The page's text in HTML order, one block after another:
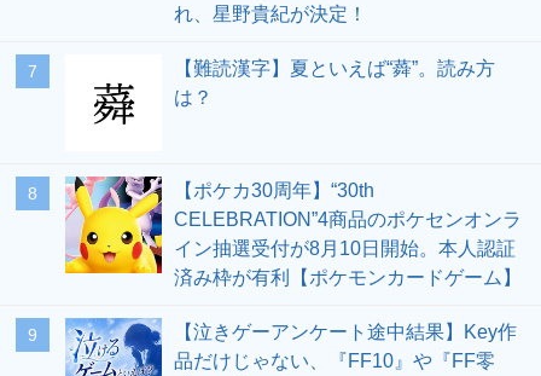
れ、星野貴紀が決定！
7
【難読漢字】夏といえば“蕣”。読み方
は？
8
【ポケカ30周年】“30th
CELEBRATION”4商品のポケセンオンラ
イン抽選受付が8月10日開始。本人認証
済み枠が有利【ポケモンカードゲーム】
9
【泣きゲーアンケート途中結果】Key作
品だけじゃない、『FF10』や『FF零